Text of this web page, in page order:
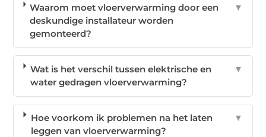
Waarom moet vloerverwarming door een
deskundige installateur worden
gemonteerd?
▼
Wat is het verschil tussen elektrische en
water gedragen vloerverwarming?
▼
Hoe voorkom ik problemen na het laten
leggen van vloerverwarming?
▼